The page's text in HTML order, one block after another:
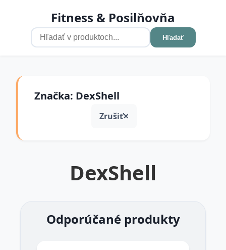
Fitness & Posilňovňa
Hľadať
Značka: DexShell
Zrušiť
DexShell
Odporúčané produkty